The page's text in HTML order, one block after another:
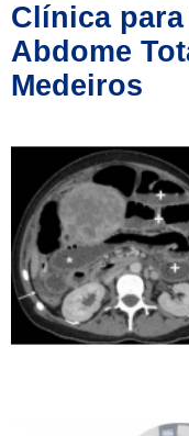
Clínica
Abdome
Medeiros